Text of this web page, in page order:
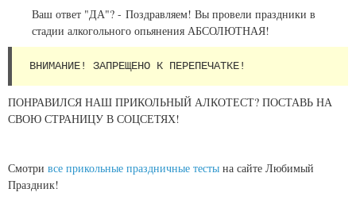
Ваш ответ "ДА"? - Поздравляем! Вы провели праздники в
стадии алкогольного опьянения АБСОЛЮТНАЯ!
ВНИМАНИЕ! ЗАПРЕЩЕНО К ПЕРЕПЕЧАТКЕ!
ПОНРАВИЛСЯ НАШ ПРИКОЛЬНЫЙ АЛКОТЕСТ? ПОСТАВЬ НА
СВОЮ СТРАНИЦУ В СОЦСЕТЯХ!
Смотри все прикольные праздничные тесты на сайте Любимый
Праздник!